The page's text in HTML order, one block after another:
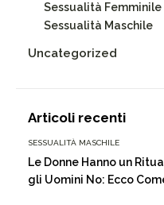
Sessualità Femminile
Sessualità Maschile
Uncategorized
Articoli recenti
SESSUALITÀ MASCHILE
Le Donne Hanno un
gli Uomini No: Ecco